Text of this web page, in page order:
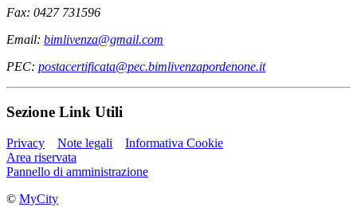
Fax: 0427 731596
Email: bimlivenza@gmail.com
PEC: postacertificata@pec.bimlivenzapordenone.it
Sezione Link Utili
Privacy Note legali
Informativa Cookie
Area riservata
Pannello di amministrazione
© MyCity